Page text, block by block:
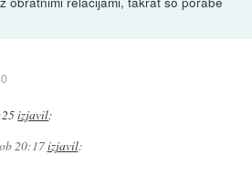
izjavil:
20:17izjavil: